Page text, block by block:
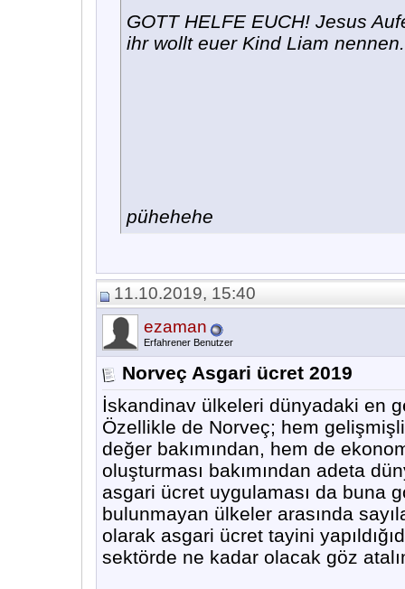
GOTT HELFE EUCH! Jesus
ihr wollt euer Kind Liam nennen.
pühehehe
11.10.2019, 15:40
ezaman
Erfahrener Benutzer
Norveç Asgari ücret 2019
İskandinav ülkeleri dünyadaki en
Özellikle de Norveç; hem
değer bakımından, hem de
oluşturması bakımından adeta
asgari ücret uygulaması da buna
bulunmayan ülkeler arasında
olarak asgari ücret tayini
sektörde ne kadar olacak göz